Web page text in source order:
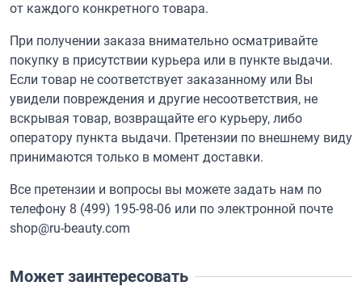
от каждого конкретного товара.
При получении заказа внимательно осматривайте
покупку в присутствии курьера или в пункте выдачи.
Если товар не соответствует заказанному или Вы
увидели повреждения и другие несоответствия, не
вскрывая товар, возвращайте его курьеру, либо
оператору пункта выдачи. Претензии по внешнему виду
принимаются только в момент доставки.
Все претензии и вопросы вы можете задать нам по
телефону 8 (499) 195-98-06 или по электронной почте
shop@ru-beauty.com
Может заинтересовать